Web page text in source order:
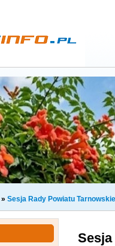
» Sesja Rady Powiatu